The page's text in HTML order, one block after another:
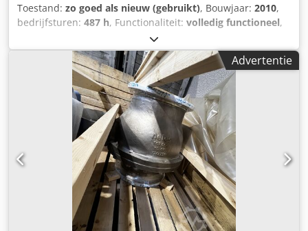
Toestand: zo goed als nieuw (gebruikt), Bouwjaar: 2010,
bedrijfsturen: 487 h, Functionaliteit: volledig functioneel,
, volumestroom:
vermogen:125 kW (169,95 pk), type koeling:water,
toerental (max.):1.500 rpm, Diesel-waterpompaggregaat,
sprinklerinstallatie met weinig draaiuren, in uitstekende
staat te koop. 358 m³/u Fabrikant: SISU Type: 420DSJPL
Bouwjaar: 1996 Nieuwe, recent onderhouden
turbocompressor Vermogen: 120 kW, 2940 tpm Pomp: KSB
ETANORM MX125-250, bouwjaar: 2010 Pompcapaciteit: 358
m³/u Opvoerhoogte: 86 meter Vermogen: ca. 180 pk
Gewicht: 1200 kg Zelfstartend Watergekoeld Op een
chassis gemonteerd Dwsdpfx Akjyi H Eqszea Bedrijfsuren:
ca. 473 uur Voor meer informatie staan wij u graag te
woord! Neem contact met ons op via het formulier of bel
ons. Uw advertentie is automatisch vertaald. Vertaalfouten
Advertentie